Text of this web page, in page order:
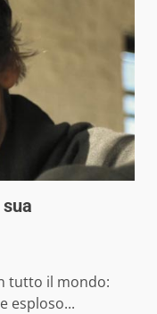
tutto il mondo:
esploso...